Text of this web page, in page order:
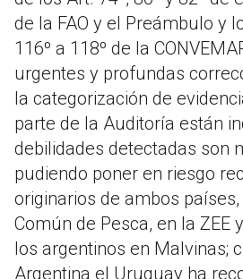
de la FAO y el Preámbulo y
116º a 118º de la
urgentes y profundas
la categorización de
parte de la Auditoría están
debilidades detectadas son
pudiendo poner en riesgo
originarios de ambos
Común de Pesca, en la ZEE
los argentinos en Malvinas;
Argentina el Uruguay ha